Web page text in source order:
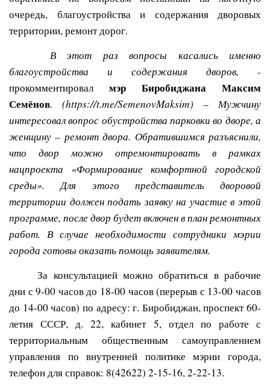
очередь, благоустройства и содержания дворовых
территории, ремонт дорог.
В этот раз вопросы касались именно
благоустройства и содержания дворов, -
прокомментировал мэр Биробиджана Максим
Семёнов. (https://t.me/SemenovMaksim) – Мужчину
интересовал вопрос обустройства парковки во дворе, а
женщину – ремонт двора. Обратившимся разъяснили,
что двор можно отремонтировать в рамках
нацпроекта «Формирование комфортной городской
среды». Для этого представитель дворовой
территории должен подать заявку на участие в этой
программе, после двор будет включен в план ремонтных
работ. В случае необходимости сотрудники мэрии
города готовы оказать помощь заявителям.
За консультацией можно обратиться в рабочие
дни с 9-00 часов до 18-00 часов (перерыв с 13-00 часов
до 14-00 часов) по адресу: г. Биробиджан, проспект 60-
летия СССР, д. 22, кабинет 5, отдел по работе с
территориальным общественным самоуправлением
управления по внутренней политике мэрии города,
телефон для справок: 8(42622) 2-15-16, 2-22-13.